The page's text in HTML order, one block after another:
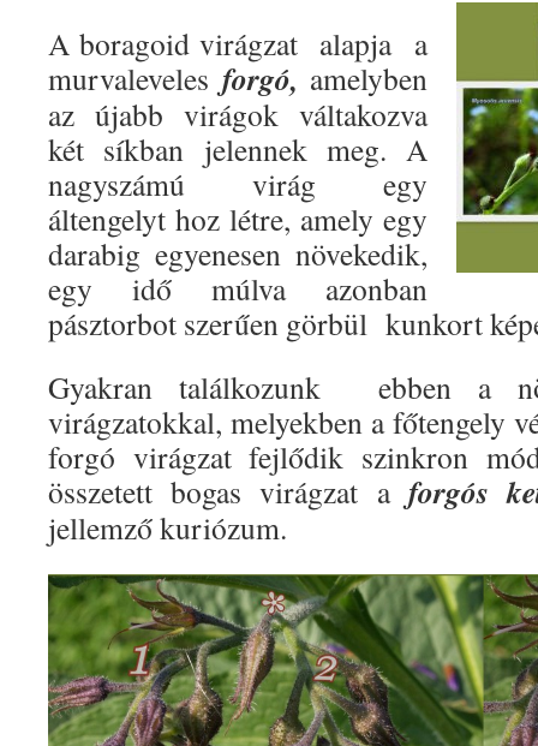
A boragoid virágzat alapja a
murvaleveles forgó, amelyben
az újabb virágok váltakozva
két síkban jelennek meg. A
nagyszámú virág egy
áltengelyt hoz létre, amely egy
darabig egyenesen növekedik,
egy idő múlva azonban
pásztorbot szerűen görbül kunkort
Gyakran találkozunk ebben a
virágzatokkal, melyekben a főtengely
forgó virágzat fejlődik szinkron
összetett bogas virágzat a forgós
jellemző kuriózum.